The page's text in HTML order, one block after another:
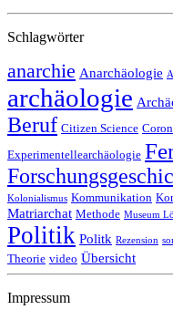
Schlagwörter
anarchie Anarchäologie
archäologie
Beruf Citizen Science
Experimentellearchäologie
Kolonialismus Kommunikation
Matriarchat Methode Museum
Politik Politk Rezension
Theorie video Übersicht
Impressum